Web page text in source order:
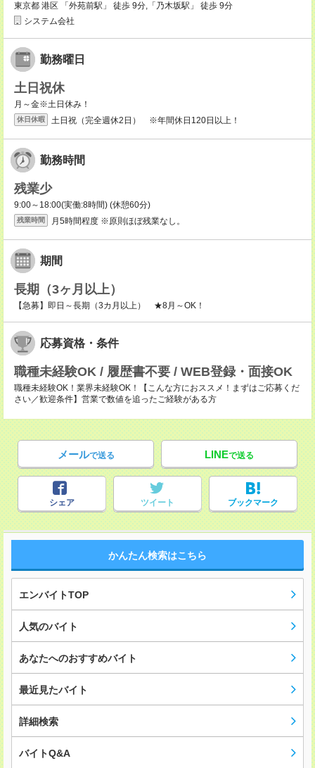
東京都 港区 「外苑前駅」 徒歩 9分,「乃木坂駅」 徒歩 9分
システム会社
勤務曜日
土日祝休
月～金※土日休み！
休日休暇 土日祝（完全週休2日） ※年間休日120日以上！
勤務時間
残業少
9:00～18:00(実働:8時間) (休憩60分)
残業時間 月5時間程度 ※原則ほぼ残業なし。
期間
長期（3ヶ月以上）
【急募】即日～長期（3カ月以上） ★8月～OK！
応募資格・条件
職種未経験OK / 履歴書不要 / WEB登録・面接OK
職種未経験OK！業界未経験OK！【こんな方におススメ！まずはご応募くだ
さい／歓迎条件】営業で数値を追ったご経験がある方
メールで送る LINEで送る
シェア ツイート ブックマーク
かんたん検索はこちら
エンバイトTOP
人気のバイト
あなたへのおすすめバイト
最近見たバイト
詳細検索
バイトQ&A